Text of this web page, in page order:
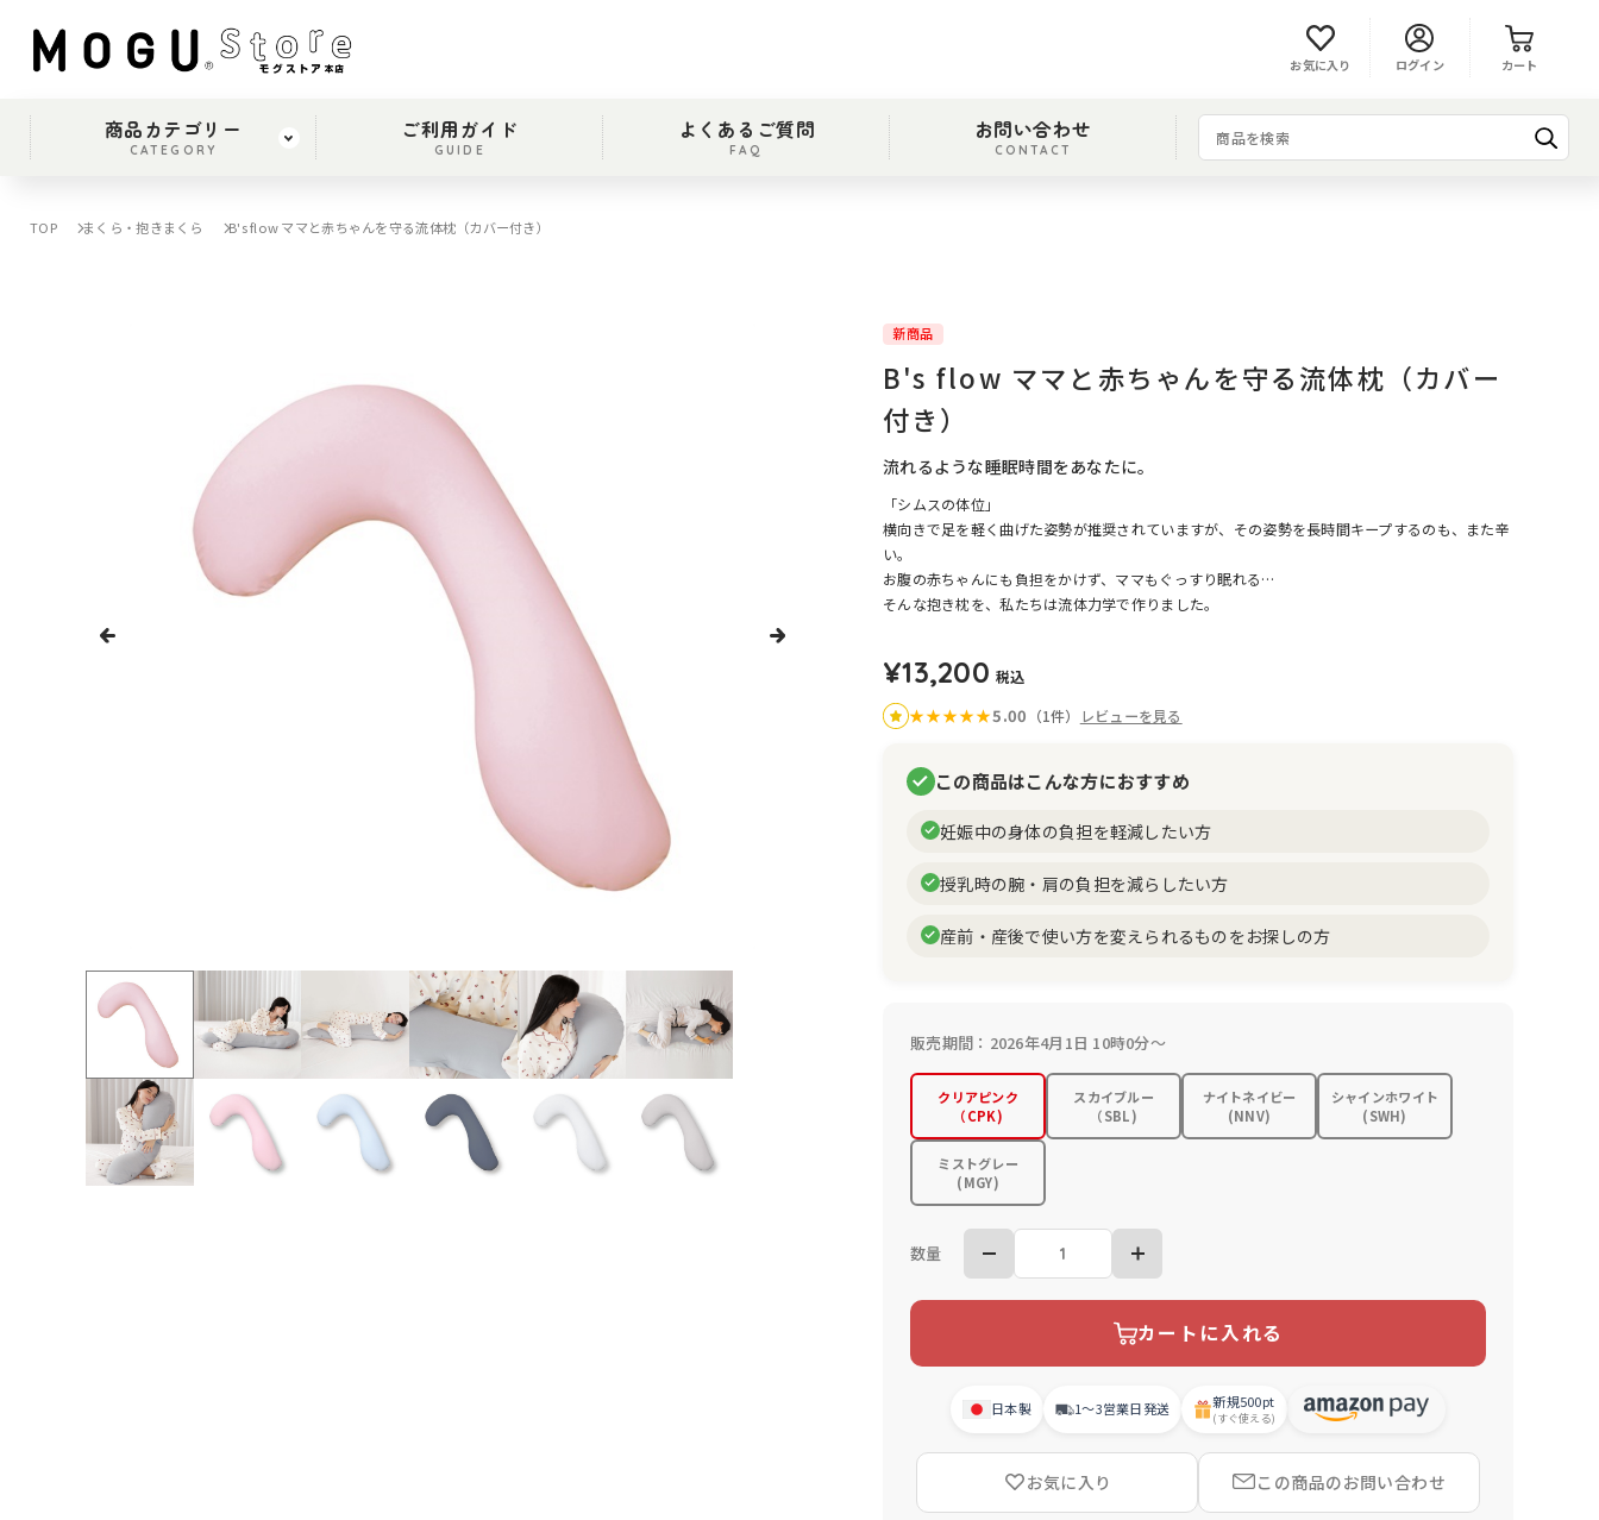
ログイン
お気に入り カート
商品カテゴリー
CATEGORY
ご利用ガイド
GUIDE
よくあるご質問
FAQ
お問い合わせ
CONTACT
TOP まくら・抱きまくら B's flow ママと赤ちゃんを守る流体枕（カバー付き）
新商品
B's flow ママと赤ちゃんを守る流体枕（カバー
付き）
流れるような睡眠時間をあなたに。
「シムスの体位」
横向きで足を軽く曲げた姿勢が推奨されていますが、その姿勢を長時間キープするのも、また辛
い。
お腹の赤ちゃんにも負担をかけず、ママもぐっすり眠れる…
そんな抱き枕を、私たちは流体力学で作りました。
¥13,200 税込
★★★★★5.00 （1件） レビューを見る
この商品はこんな方におすすめ
妊娠中の身体の負担を軽減したい方
授乳時の腕・肩の負担を減らしたい方
産前・産後で使い方を変えられるものをお探しの方
販売期間：2026年4月1日 10時0分～
クリアピンク
（CPK)
スカイブルー
（SBL)
ナイトネイビー
(NNV)
シャインホワイト
(SWH)
ミストグレー
(MGY)
数量
カートに入れる
日本製 1〜3営業日発送 新規500pt
(すぐ使える)
お気に入り この商品のお問い合わせ